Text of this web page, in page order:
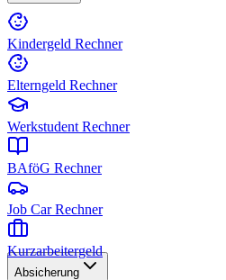
Kindergeld Rechner
Elterngeld Rechner
Werkstudent Rechner
BAföG Rechner
Job Car Rechner
Kurzarbeitergeld
Absicherung